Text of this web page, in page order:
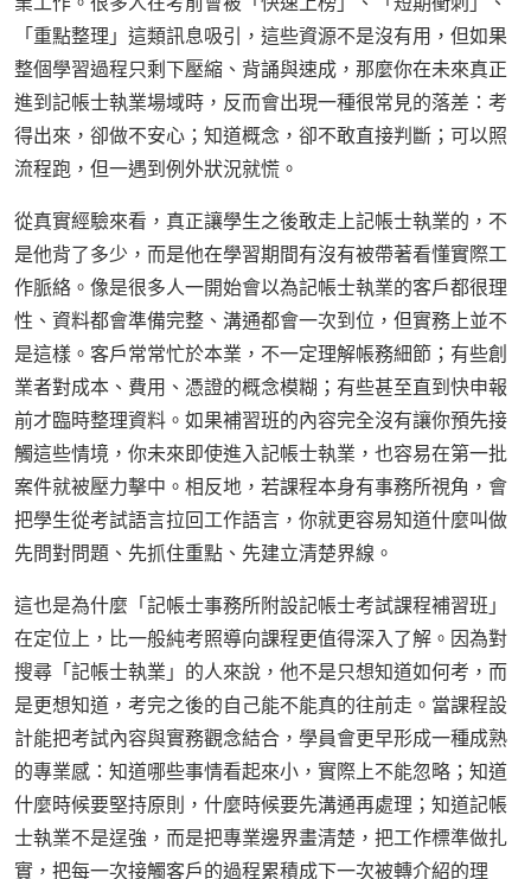
「重點整理」這類訊息吸引，這些資源不是沒有用，但如果
整個學習過程只剩下壓縮、背誦與速成，那麼你在未來真正
進到記帳士執業場域時，反而會出現一種很常見的落差：考
得出來，卻做不安心；知道概念，卻不敢直接判斷；可以照
流程跑，但一遇到例外狀況就慌。
從真實經驗來看，真正讓學生之後敢走上記帳士執業的，不
是他背了多少，而是他在學習期間有沒有被帶著看懂實際工
作脈絡。像是很多人一開始會以為記帳士執業的客戶都很理
性、資料都會準備完整、溝通都會一次到位，但實務上並不
是這樣。客戶常常忙於本業，不一定理解帳務細節；有些創
業者對成本、費用、憑證的概念模糊；有些甚至直到快申報
前才臨時整理資料。如果補習班的內容完全沒有讓你預先接
觸這些情境，你未來即使進入記帳士執業，也容易在第一批
案件就被壓力擊中。相反地，若課程本身有事務所視角，會
把學生從考試語言拉回工作語言，你就更容易知道什麼叫做
先問對問題、先抓住重點、先建立清楚界線。
這也是為什麼「記帳士事務所附設記帳士考試課程補習班」
在定位上，比一般純考照導向課程更值得深入了解。因為對
搜尋「記帳士執業」的人來說，他不是只想知道如何考，而
是更想知道，考完之後的自己能不能真的往前走。當課程設
計能把考試內容與實務觀念結合，學員會更早形成一種成熟
的專業感：知道哪些事情看起來小，實際上不能忽略；知道
什麼時候要堅持原則，什麼時候要先溝通再處理；知道記帳
士執業不是逞強，而是把專業邊界畫清楚，把工作標準做扎
實，把每一次接觸客戶的過程累積成下一次被轉介紹的理